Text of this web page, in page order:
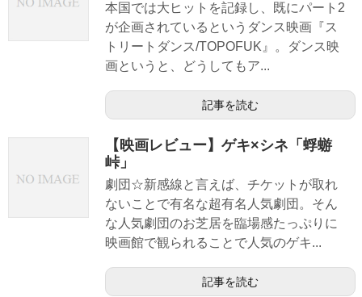
本国では大ヒットを記録し、既にパート2
が企画されているというダンス映画『ス
トリートダンス/TOPOFUK』。ダンス映
画というと、どうしてもア...
記事を読む
【映画レビュー】ゲキ×シネ「蜉蝣
峠」
劇団☆新感線と言えば、チケットが取れ
ないことで有名な超有名人気劇団。そん
な人気劇団のお芝居を臨場感たっぷりに
映画館で観られることで人気のゲキ...
記事を読む